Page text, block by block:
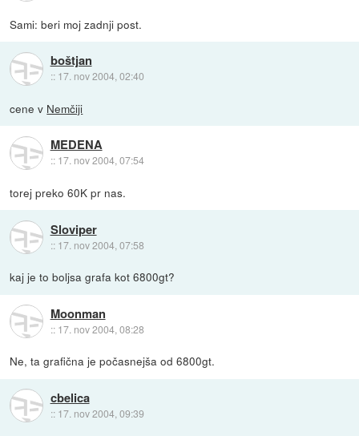
Sami: beri moj zadnji post.
boštjan
:: 17. nov 2004, 02:40
cene v Nemčiji
MEDENA
:: 17. nov 2004, 07:54
torej preko 60K pr nas.
Sloviper
:: 17. nov 2004, 07:58
kaj je to boljsa grafa kot 6800gt?
Moonman
:: 17. nov 2004, 08:28
Ne, ta grafična je počasnejša od 6800gt.
cbelica
:: 17. nov 2004, 09:39